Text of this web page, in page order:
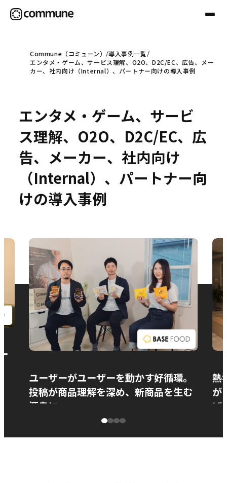
Communeについて
事例
セミナー
お問い合わせ
Commune（コミューン）
導入事例一覧
エンタメ・ゲーム、サービス理解、O2O、D2C/EC、広告、メー
カー、社内向け（Internal）、パートナー向けの導入事例
エンタメ・ゲーム、サービ
ス理解、O2O、D2C/EC、広
告、メーカー、社内向け
（Internal）、パートナー向
けの導入事例
ユーザーがユーザーを動かす好循環。
投稿が商品理解を深め、新商品を生む
源泉に
熱
が
ぱ